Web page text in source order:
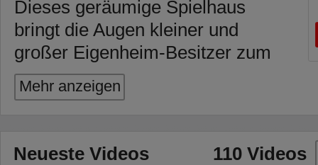
Dieses geräumige Spielhaus
bringt die Augen kleiner und
großer Eigenheim-Besitzer zum
Strahlen!
Denn dank der Dachhöhe von
Haus" auch für ältere Kinder. In
Mehr anzeigen
Neueste Videos 110 Videos